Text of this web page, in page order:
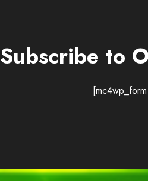
Subscribe to